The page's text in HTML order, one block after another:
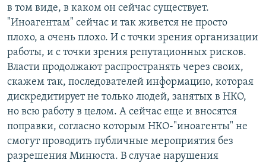
в том виде, в каком он сейчас существует.
"Иноагентам" сейчас и так живется не просто
плохо, а очень плохо. И с точки зрения организации
работы, и с точки зрения репутационных рисков.
Власти продолжают распространять через своих,
скажем так, последователей информацию, которая
дискредитирует не только людей, занятых в НКО,
но всю работу в целом. А сейчас еще и вносятся
поправки, согласно которым НКО-"иноагенты" не
смогут проводить публичные мероприятия без
разрешения Минюста. В случае нарушения